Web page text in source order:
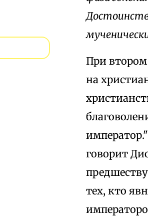
При втором
на
говорит
тех, кто